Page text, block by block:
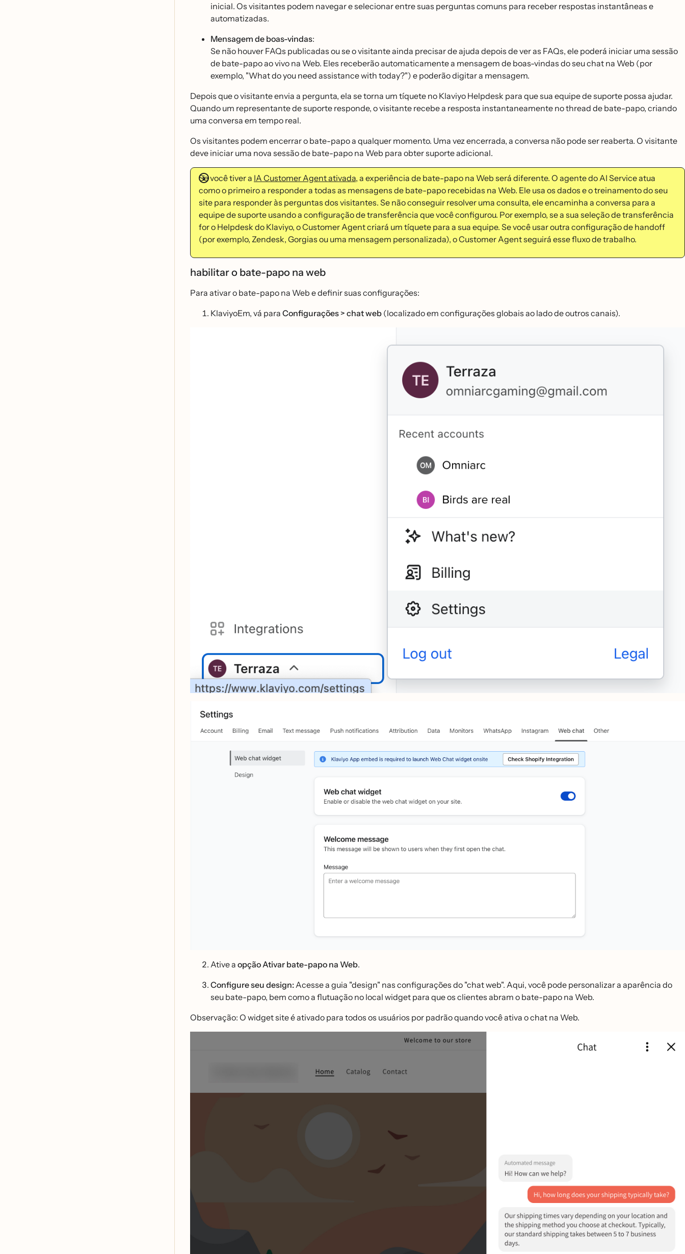
inicial. Os visitantes podem navegar e selecionar entre suas perguntas comuns para receber respostas instantâneas e
automatizadas.
Mensagem de boas-vindas:
Se não houver FAQs publicadas ou se o visitante ainda precisar de ajuda depois de ver as FAQs, ele poderá iniciar uma sessão
de bate-papo ao vivo na Web. Eles receberão automaticamente a mensagem de boas-vindas do seu chat na Web (por
exemplo, "What do you need assistance with today?") e poderão digitar a mensagem.
Depois que o visitante envia a pergunta, ela se torna um tíquete no Klaviyo Helpdesk para que sua equipe de suporte possa ajudar.
Quando um representante de suporte responde, o visitante recebe a resposta instantaneamente no thread de bate-papo, criando
uma conversa em tempo real.
Os visitantes podem encerrar o bate-papo a qualquer momento. Uma vez encerrada, a conversa não pode ser reaberta. O visitante
deve iniciar uma nova sessão de bate-papo na Web para obter suporte adicional.
Se você tiver a IA Customer Agent ativada, a experiência de bate-papo na Web será diferente. O agente do AI Service atua
como o primeiro a responder a todas as mensagens de bate-papo recebidas na Web. Ele usa os dados e o treinamento do seu
site para responder às perguntas dos visitantes. Se não conseguir resolver uma consulta, ele encaminha a conversa para a
equipe de suporte usando a configuração de transferência que você configurou. Por exemplo, se a sua seleção de transferência
for o Helpdesk do Klaviyo, o Customer Agent criará um tíquete para a sua equipe. Se você usar outra configuração de handoff
(por exemplo, Zendesk, Gorgias ou uma mensagem personalizada), o Customer Agent seguirá esse fluxo de trabalho.
habilitar o bate-papo na web
Para ativar o bate-papo na Web e definir suas configurações:
KlaviyoEm, vá para Configurações > chat web (localizado em configurações globais ao lado de outros canais).
Ative a opçãoAtivar bate-papo na Web.
Configure seu design:Acesse a guia "design" nas configurações do "chat web". Aqui, você pode personalizar a aparência do
seu bate-papo, bem como a flutuação no local widget para que os clientes abram o bate-papo na Web.
Observação: O widget site é ativado para todos os usuários por padrão quando você ativa o chat na Web.